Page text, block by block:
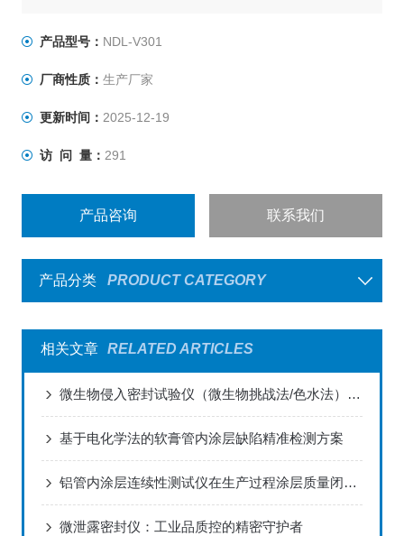
产品型号： NDL-V301
厂商性质： 生产厂家
更新时间： 2025-12-19
访 问 量： 291
产品咨询 联系我们
产品分类 PRODUCT CATEGORY
相关文章 RELATED ARTICLES
微生物侵入密封试验仪（微生物挑战法/色水法）在玻璃类药包材的应用
基于电化学法的软膏管内涂层缺陷精准检测方案
铝管内涂层连续性测试仪在生产过程涂层质量闭环控制方案
微泄露密封仪：工业品质控的精密守护者